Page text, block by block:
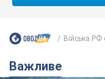
Війська РФ
Важливе